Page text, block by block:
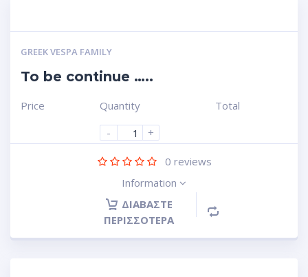
GREEK VESPA FAMILY
To be continue …..
Price
Quantity
-
+
Total
0 reviews
Information
ΔΙΑΒΆΣΤΕ
ΠΕΡΙΣΣΌΤΕΡΑ